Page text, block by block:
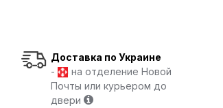
Доставка по Украине
-
на отделение Новой
Почты или курьером до
двери